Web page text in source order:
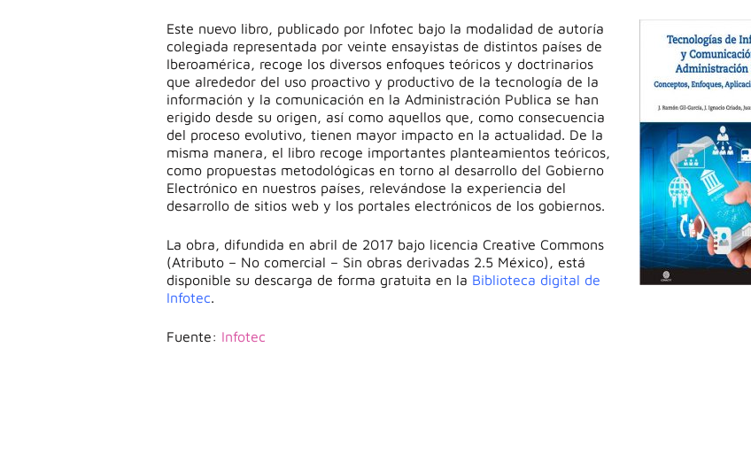
Este nuevo libro, publicado por Infotec bajo la modalidad de autoría
colegiada representada por veinte ensayistas de distintos países de
Iberoamérica, recoge los diversos enfoques teóricos y doctrinarios
que alrededor del uso proactivo y productivo de la tecnología de la
información y la comunicación en la Administración Publica se han
erigido desde su origen, así como aquellos que, como consecuencia
del proceso evolutivo, tienen mayor impacto en la actualidad. De la
misma manera, el libro recoge importantes planteamientos teóricos,
como propuestas metodológicas en torno al desarrollo del Gobierno
Electrónico en nuestros países, relevándose la experiencia del
desarrollo de sitios web y los portales electrónicos de los gobiernos.
La obra, difundida en abril de 2017 bajo licencia Creative Commons
(Atributo – No comercial – Sin obras derivadas 2.5 México), está
disponible su descarga de forma gratuita en la Biblioteca digital de
Infotec.
Fuente: Infotec